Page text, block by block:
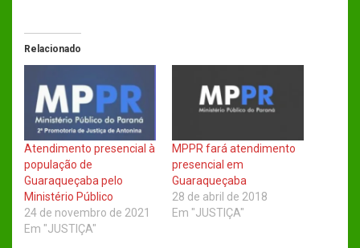
Relacionado
Atendimento presencial à
população de
Guaraqueçaba pelo
Ministério Público
24 de novembro de 2021
Em "JUSTIÇA"
MPPR fará atendimento
presencial em
Guaraqueçaba
28 de abril de 2018
Em "JUSTIÇA"